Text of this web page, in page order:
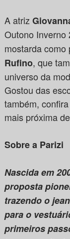
A atriz
Outono Inverno
mostarda como
Rufino, que
universo da
Gostou das
também,
mais próxima
Sobre a Parizi
Nascida em
proposta
trazendo o
para o
primeiros